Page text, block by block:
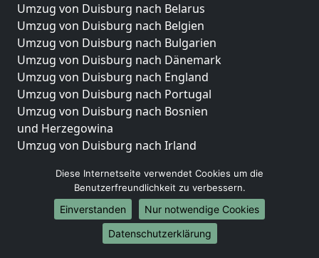
Umzug von Duisburg nach Belarus
Umzug von Duisburg nach Belgien
Umzug von Duisburg nach Bulgarien
Umzug von Duisburg nach Dänemark
Umzug von Duisburg nach England
Umzug von Duisburg nach Portugal
Umzug von Duisburg nach Bosnien
und Herzegowina
Umzug von Duisburg nach Irland
Umzug von Duisburg nach Zypern
Umzug von Duisburg nach Kroatien
Umzug von Duisburg nach Estland
Umzug von Duisburg nach Finnland
Umzug von Duisburg nach Frankreich
Diese Internetseite verwendet Cookies um die
Benutzerfreundlichkeit zu verbessern.
Einverstanden
Nur notwendige Cookies
Datenschutzerklärung